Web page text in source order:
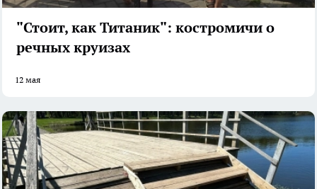
"Стоит, как Титаник": костромичи о
речных круизах
12 мая